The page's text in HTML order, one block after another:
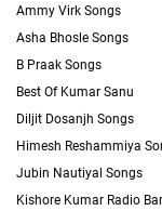
Ammy Virk Songs
Asha Bhosle Songs
B Praak Songs
Best Of Kumar Sanu
Diljit Dosanjh Songs
Himesh Reshammiya
Jubin Nautiyal Songs
Kishore Kumar Radio